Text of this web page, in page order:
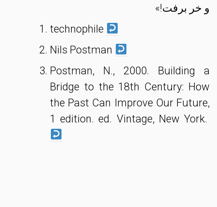
و خر برفت!»
technophile
Nils Postman
Postman, N., 2000. Building a
Bridge to the 18th Century: How
the Past Can Improve Our Future,
1 edition. ed. Vintage, New York.